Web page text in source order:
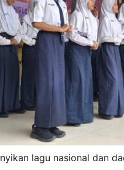
lagu nasional dan